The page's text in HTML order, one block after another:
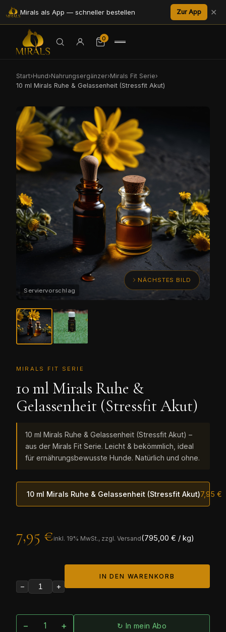
Mirals als App — schneller bestellen Zur App ✕
0
Start›Hund›Nahrungsergänzer›Mirals Fit Serie›
10 ml Mirals Ruhe & Gelassenheit (Stressfit Akut)
NÄCHSTES BILD
MIRALS FIT SERIE
10 ml Mirals Ruhe &
Gelassenheit (Stressfit Akut)
10 ml Mirals Ruhe & Gelassenheit (Stressfit Akut) –
aus der Mirals Fit Serie. Leicht & bekömmlich, ideal
für ernährungsbewusste Hunde. Natürlich und ohne.
10 ml Mirals Ruhe & Gelassenheit (Stressfit Akut)7,95 €
7,95 € inkl. 19% MwSt., zzgl. Versand(795,00 € / kg)
− +
IN DEN WARENKORB
− + ↻ In mein Abo